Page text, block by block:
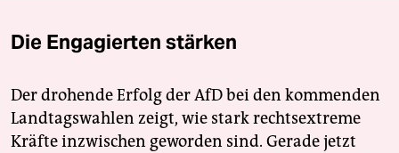
Die Engagierten stärken
Der drohende Erfolg der AfD bei den kommenden
Landtagswahlen zeigt, wie stark rechtsextreme
Kräfte inzwischen geworden sind. Gerade jetzt